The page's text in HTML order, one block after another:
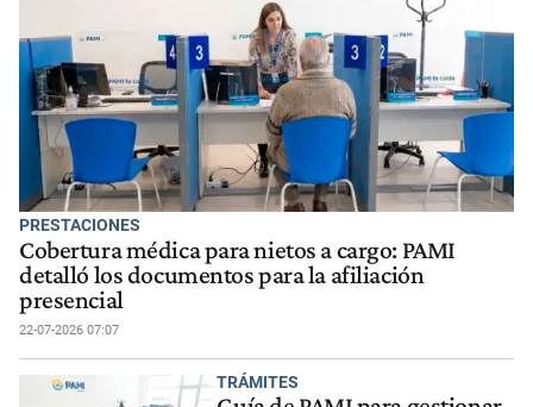
PRESTACIONES
Cobertura médica para nietos a cargo: PAMI
detalló los documentos para la afiliación
presencial
22-07-2026 07:07
TRÁMITES